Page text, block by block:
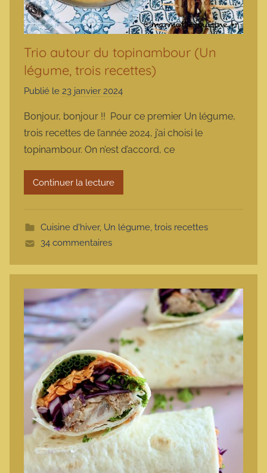
Trio autour du topinambour (Un
légume, trois recettes)
Publié le 23 janvier 2024
r
m
a
r
t
Bonjour, bonjour !! Pour ce premier Un légume,
trois recettes de l’année 2024, j’ai choisi le
topinambour. On n’est d’accord, ce
Continuer la lecture
Cuisine d'hiver, Un légume, trois recettes
34 commentaires